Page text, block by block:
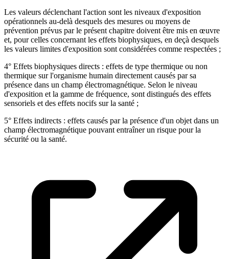
Les valeurs déclenchant l'action sont les niveaux d'exposition
opérationnels au-delà desquels des mesures ou moyens de
prévention prévus par le présent chapitre doivent être mis en œuvre
et, pour celles concernant les effets biophysiques, en deçà desquels
les valeurs limites d'exposition sont considérées comme respectées ;
4° Effets biophysiques directs : effets de type thermique ou non
thermique sur l'organisme humain directement causés par sa
présence dans un champ électromagnétique. Selon le niveau
d'exposition et la gamme de fréquence, sont distingués des effets
sensoriels et des effets nocifs sur la santé ;
5° Effets indirects : effets causés par la présence d'un objet dans un
champ électromagnétique pouvant entraîner un risque pour la
sécurité ou la santé.